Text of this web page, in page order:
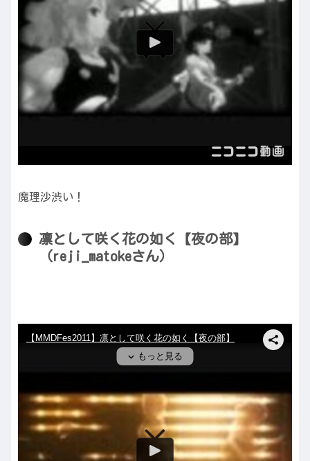
魔理沙渋い！
凛として咲く花の如く【夜の部】
（reji_matokeさん）